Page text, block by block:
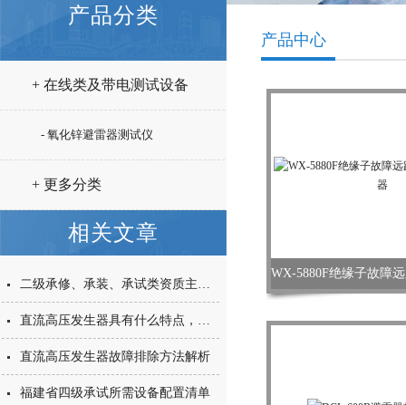
产品分类
+ 在线类及带电测试设备
- 氧化锌避雷器测试仪
+ 更多分类
相关文章
二级承修、承装、承试类资质主要试验设备配置表
直流高压发生器具有什么特点，哪里能买到
直流高压发生器故障排除方法解析
福建省四级承试所需设备配置清单
产品中心
WX-5880F绝缘子故障